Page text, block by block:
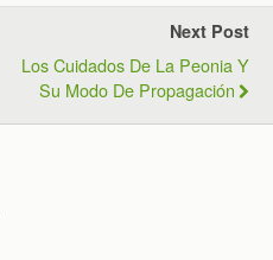
Next Post
Los Cuidados De La Peonia Y
Su Modo De Propagación